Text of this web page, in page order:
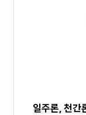
일주론, 천간